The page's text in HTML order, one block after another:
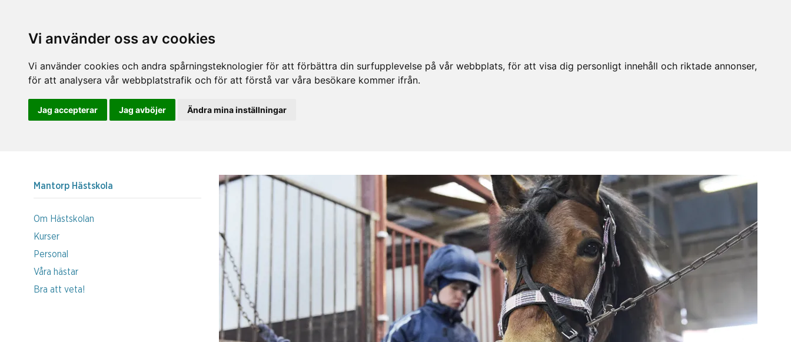
Vi använder oss av cookies
Vi använder cookies och andra spårningsteknologier för att förbättra din surfupplevelse på vår webbplats, för att visa dig personligt innehåll och riktade annonser,
för att analysera vår webbplatstrafik och för att förstå var våra besökare kommer ifrån.
Jag accepterar Jag avböjer Ändra mina inställningar
Mantorp Hästskola
Om Hästskolan
Kurser
Personal
Våra hästar
Bra att veta!